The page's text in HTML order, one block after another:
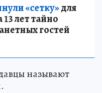
«сетку»для
лет тайно
гостей
называют